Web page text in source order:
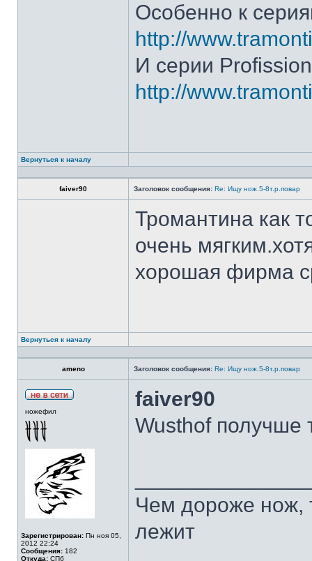
Особенно к
http://
И серии
http://
Вернуться к началу
faiver90 Заголовок сообщения: Re: Ищу нож.5-8т.р.повар
Тромантина как
очень
хорошая фирма
Вернуться к началу
ameno Заголовок сообщения: Re: Ищу нож.5-8т.р.повар
ножефил
Зарегистрирован: Пн ноя 05,
2012 22:24
Сообщения: 182
Откуда: СПб
faiver90
Wusthof получше
Чем дороже нож,
лежит